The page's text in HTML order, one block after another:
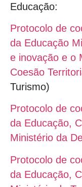
Educação:
Protocolo de
da Educação
e inovação e o
Coesão
Turismo)
Protocolo de
da Educação,
Ministério da
Protocolo de
da Educação,